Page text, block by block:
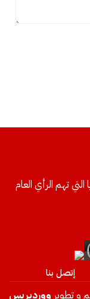
تهم الرأي العام
إتصل بنا
و تطوير ووردبريس